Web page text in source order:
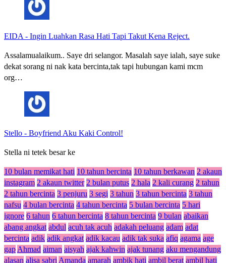
EIDA - Ingin Luahkan Rasa Hati Tapi Takut Kena Reject.
Assalamualaikum.. Saye dri selangor. Masalah saye ialah, saye suke
dekat sorang ni nak kata bercinta,tak tapi hubungan kami mcm
org…
Stello - Boyfriend Aku Kaki Control!
Stella ni tetek besar ke
10 bulan memikat hati 10 tahun bercinta 10 tahun berkawan 2 akaun
instagram 2 akaun twitter 2 bulan putus 2 hala 2 kali curang 2 tahun
2 tahun bercinta 3 penjuru 3 segi 3 tahun 3 tahun bercinta 3 tahun
nafsu 4 bulan bercinta 4 tahun bercinta 5 bulan bercinta 5 hari
ignore 6 tahun 6 tahun bercinta 8 tahun bercinta 9 bulan abaikan
abang angkat abdul acuh tak acuh adakah peluang adam adat
bercinta adik adik angkat adik kacau adik tak suka afiq agama age
gap Ahmad aiman aisyah ajak kahwin ajak tunang aku mengandung
alasan alisa sabri Amanda amarah ambik hati ambil berat ambil hati